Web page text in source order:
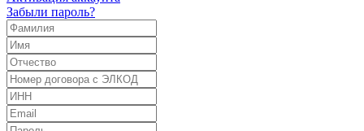
Забыли пароль?